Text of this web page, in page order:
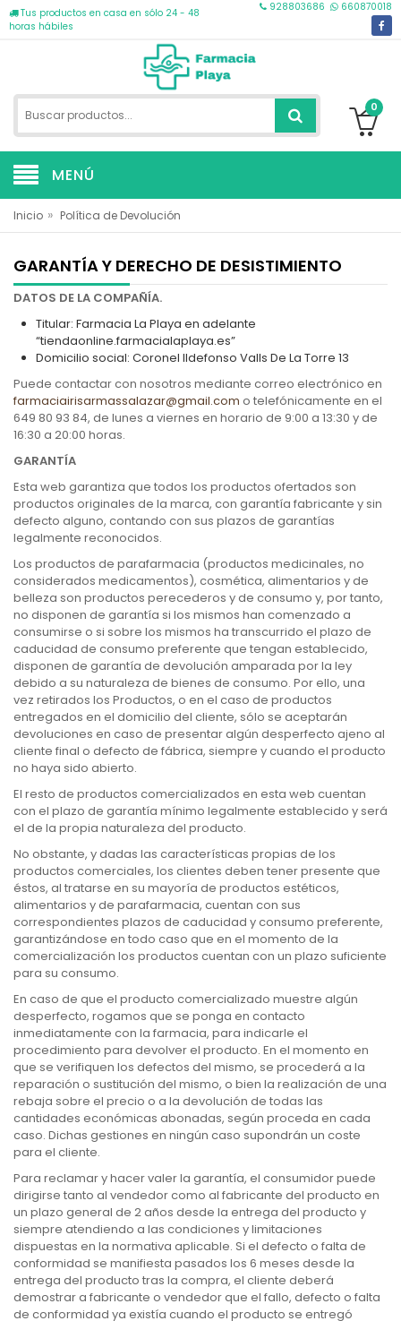
Tus productos en casa en sólo 24 - 48
horas hábiles
928803686 660870018
0
MENÚ
Inicio » Política de Devolución
GARANTÍA Y DERECHO DE DESISTIMIENTO
DATOS DE LA COMPAÑÍA.
Titular: Farmacia La Playa en adelante
“tiendaonline.farmacialaplaya.es”
Domicilio social: Coronel Ildefonso Valls De La Torre 13
Puede contactar con nosotros mediante correo electrónico en
farmaciairisarmassalazar@gmail.com o telefónicamente en el
649 80 93 84, de lunes a viernes en horario de 9:00 a 13:30 y de
16:30 a 20:00 horas.
GARANTÍA
Esta web garantiza que todos los productos ofertados son
productos originales de la marca, con garantía fabricante y sin
defecto alguno, contando con sus plazos de garantías
legalmente reconocidos.
Los productos de parafarmacia (productos medicinales, no
considerados medicamentos), cosmética, alimentarios y de
belleza son productos perecederos y de consumo y, por tanto,
no disponen de garantía si los mismos han comenzado a
consumirse o si sobre los mismos ha transcurrido el plazo de
caducidad de consumo preferente que tengan establecido,
disponen de garantía de devolución amparada por la ley
debido a su naturaleza de bienes de consumo. Por ello, una
vez retirados los Productos, o en el caso de productos
entregados en el domicilio del cliente, sólo se aceptarán
devoluciones en caso de presentar algún desperfecto ajeno al
cliente final o defecto de fábrica, siempre y cuando el producto
no haya sido abierto.
El resto de productos comercializados en esta web cuentan
con el plazo de garantía mínimo legalmente establecido y será
el de la propia naturaleza del producto.
No obstante, y dadas las características propias de los
productos comerciales, los clientes deben tener presente que
éstos, al tratarse en su mayoría de productos estéticos,
alimentarios y de parafarmacia, cuentan con sus
correspondientes plazos de caducidad y consumo preferente,
garantizándose en todo caso que en el momento de la
comercialización los productos cuentan con un plazo suficiente
para su consumo.
En caso de que el producto comercializado muestre algún
desperfecto, rogamos que se ponga en contacto
inmediatamente con la farmacia, para indicarle el
procedimiento para devolver el producto. En el momento en
que se verifiquen los defectos del mismo, se procederá a la
reparación o sustitución del mismo, o bien la realización de una
rebaja sobre el precio o a la devolución de todas las
cantidades económicas abonadas, según proceda en cada
caso. Dichas gestiones en ningún caso supondrán un coste
para el cliente.
Para reclamar y hacer valer la garantía, el consumidor puede
dirigirse tanto al vendedor como al fabricante del producto en
un plazo general de 2 años desde la entrega del producto y
siempre atendiendo a las condiciones y limitaciones
dispuestas en la normativa aplicable. Si el defecto o falta de
conformidad se manifiesta pasados los 6 meses desde la
entrega del producto tras la compra, el cliente deberá
demostrar a fabricante o vendedor que el fallo, defecto o falta
de conformidad ya existía cuando el producto se entregó